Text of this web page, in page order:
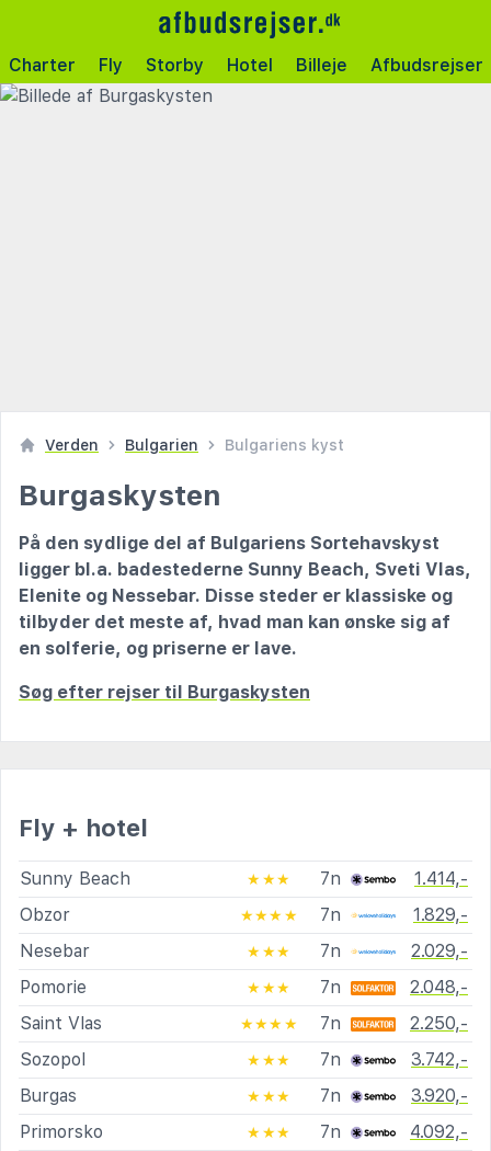
Charter Fly Storby Hotel Billeje Afbudsrejser
Verden Bulgarien Bulgariens kyst
Burgaskysten
På den sydlige del af Bulgariens Sortehavskyst
ligger bl.a. badestederne Sunny Beach, Sveti Vlas,
Elenite og Nessebar. Disse steder er klassiske og
tilbyder det meste af, hvad man kan ønske sig af
en solferie, og priserne er lave.
Søg efter rejser til Burgaskysten
Fly + hotel
Sunny Beach ★★★ 7n
1.414,-
Obzor
★★★★ 7n
1.829,-
Nesebar
★★★ 7n
2.029,-
Pomorie
★★★ 7n
2.048,-
Saint Vlas
★★★★ 7n
2.250,-
Sozopol
★★★ 7n
3.742,-
Burgas
★★★ 7n
3.920,-
Primorsko
★★★ 7n
4.092,-